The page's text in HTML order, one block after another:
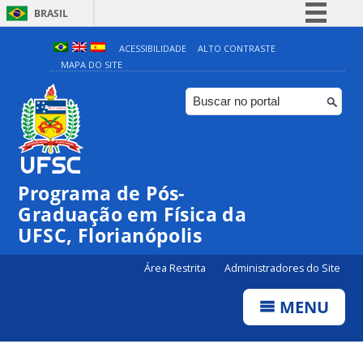
BRASIL
Simplifique!
Comunica BR
Participe
ACESSIBILIDADE
ALTO CONTRASTE
MAPA DO SITE
Programa de Pós-
Graduação em Física da
UFSC, Florianópolis
Área Restrita Administradores do Site
MENU